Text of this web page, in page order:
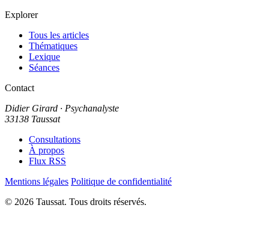
Explorer
Tous les articles
Thématiques
Lexique
Séances
Contact
Didier Girard · Psychanalyste
33138 Taussat
Consultations
À propos
Flux RSS
Mentions légales Politique de confidentialité
© 2026 Taussat. Tous droits réservés.